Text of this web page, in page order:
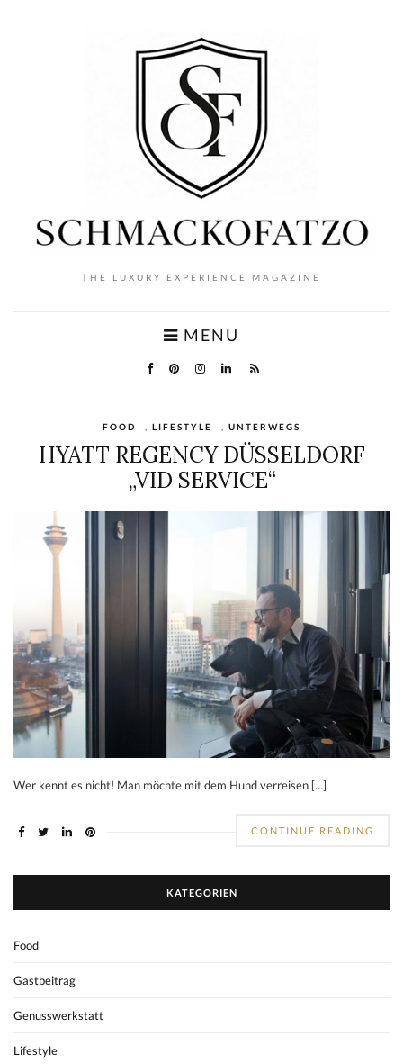
THE LUXURY EXPERIENCE MAGAZINE
MENU
FOOD LIFESTYLE UNTERWEGS
HYATT REGENCY DÜSSELDORF
„VID SERVICE“
Wer kennt es nicht! Man möchte mit dem Hund verreisen […]
CONTINUE READING
KATEGORIEN
Food
Gastbeitrag
Genusswerkstatt
Lifestyle